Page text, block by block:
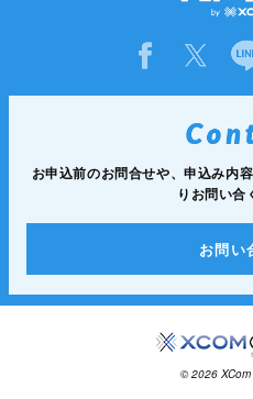
お申込前のお問合せや、申込み内
りお問い合
お問い
© 2026